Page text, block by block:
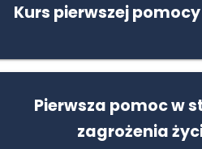
Kurs pierwszej
Pierwsza pomoc w
zagrożenia